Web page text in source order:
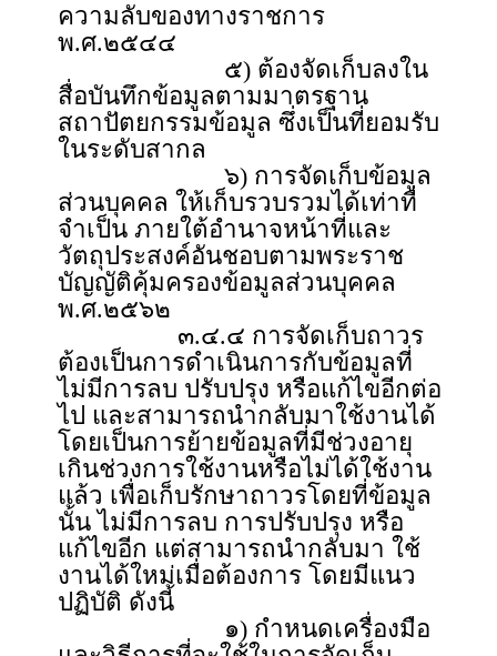
ความลับของทางราชการ
พ.ศ.๒๕๔๔
๕) ต้องจัดเก็บลงใน
สื่อบันทึกข้อมูลตามมาตรฐาน
สถาปัตยกรรมข้อมูล ซึ่งเป็นที่ยอมรับ
ในระดับสากล
๖) การจัดเก็บข้อมูล
ส่วนบุคคล ให้เก็บรวบรวมได้เท่าที่
จำเป็น ภายใต้อำนาจหน้าที่และ
วัตถุประสงค์อันชอบตามพระราช
บัญญัติคุ้มครองข้อมูลส่วนบุคคล
พ.ศ.๒๕๖๒
๓.๔.๔ การจัดเก็บถาวร
ต้องเป็นการดำเนินการกับข้อมูลที่
ไม่มีการลบ ปรับปรุง หรือแก้ไขอีกต่อ
ไป และสามารถนำกลับมาใช้งานได้
โดยเป็นการย้ายข้อมูลที่มีช่วงอายุ
เกินช่วงการใช้งานหรือไม่ได้ใช้งาน
แล้ว เพื่อเก็บรักษาถาวรโดยที่ข้อมูล
นั้น ไม่มีการลบ การปรับปรุง หรือ
แก้ไขอีก แต่สามารถนำกลับมา ใช้
งานได้ใหม่เมื่อต้องการ โดยมีแนว
ปฏิบัติ ดังนี้
๑) กำหนดเครื่องมือ